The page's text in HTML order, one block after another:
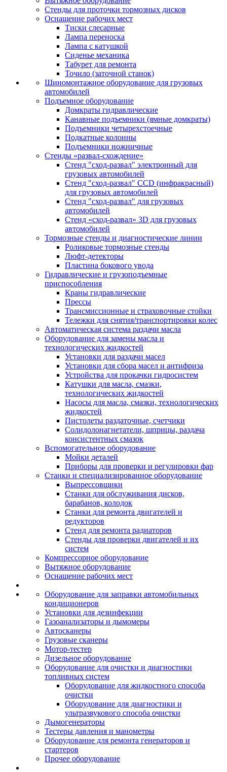
Стенды для проточки тормозных дисков
Оснащение рабочих мест
Тиски слесарные
Лампа переноска
Лампа с катушкой
Сиденье механика
Табурет для ремонта
Точило (заточной станок)
Шиномонтажное оборудование для грузовых
автомобилей
Подъемное оборудование
Домкраты гидравлические
Канавные подъемники (ямные домкраты)
Подъемники четырехстоечные
Подкатные колонны
Подъемники ножничные
Стенды «развал-схождение»
Стенд "сход-развал" электронный для
грузовых автомобилей
Стенд "сход-развал" CCD (инфракрасный)
для грузовых автомобилей
Стенд "сход-развал" для грузовых
автомобилей
Стенд «сход-развал» 3D для грузовых
автомобилей
Тормозные стенды и диагностические линии
Роликовые тормозные стенды
Люфт-детекторы
Пластина бокового увода
Гидравлические и грузоподъемные
приспособления
Краны гидравлические
Прессы
Трансмиссионные и страховочные стойки
Тележки для снятия/транспортировки колес
Автоматическая система раздачи масла
Оборудование для замены масла и
технологических жидкостей
Установки для раздачи масел
Установки для сбора масел и антифриза
Устройства для прокачки гидросистем
Катушки для масла, смазки,
технологических жидкостей
Насосы для масла, смазки, технологических
жидкостей
Пистолеты раздаточные, счетчики
Солидолонагнетатели, шприцы, раздача
консистентных смазок
Вспомогательное оборудование
Мойки деталей
Приборы для проверки и регулировки фар
Станки и специализированное оборудование
Выпрессовщики
Станки для обслуживания дисков,
барабанов, колодок
Станки для ремонта двигателей и
редукторов
Стенд для ремонта радиаторов
Стенды для проверки двигателей и их
систем
Компрессорное оборудование
Вытяжное оборудование
Оснащение рабочих мест
Оборудование для заправки автомобильных
кондиционеров
Установки для дезинфекции
Газоанализаторы и дымомеры
Автосканеры
Грузовые сканеры
Мотор-тестер
Дизельное оборудование
Оборудование для очистки и диагностики
топливных систем
Оборудование для жидкостного способа
очистки
Оборудование для диагностики и
ультразвукового способа очистки
Дымогенераторы
Тестеры давления и манометры
Оборудование для ремонта генераторов и
стартеров
Прочее оборудование